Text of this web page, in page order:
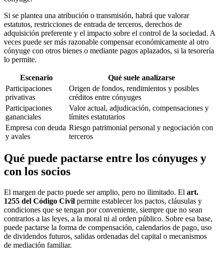
Si se plantea una atribución o transmisión, habrá que valorar
estatutos, restricciones de entrada de terceros, derechos de
adquisición preferente y el impacto sobre el control de la sociedad. A
veces puede ser más razonable compensar económicamente al otro
cónyuge con otros bienes o mediante pagos aplazados, si la tesorería
lo permite.
Escenario
Qué suele analizarse
Participaciones
privativas
Origen de fondos, rendimientos y posibles
créditos entre cónyuges
Participaciones
gananciales
Valor actual, adjudicación, compensaciones y
límites estatutarios
Empresa con deuda
y avales
Riesgo patrimonial personal y negociación con
terceros
Qué puede pactarse entre los cónyuges y
con los socios
El margen de pacto puede ser amplio, pero no ilimitado. El art.
1255 del Código Civil permite establecer los pactos, cláusulas y
condiciones que se tengan por conveniente, siempre que no sean
contrarios a las leyes, a la moral ni al orden público. Sobre esa base,
puede pactarse la forma de compensación, calendarios de pago, uso
de dividendos futuros, salidas ordenadas del capital o mecanismos
de mediación familiar.